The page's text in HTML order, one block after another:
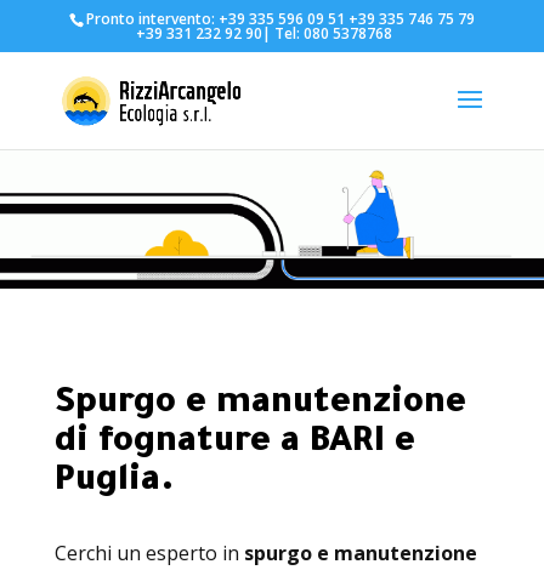
Pronto intervento: +39 335 596 09 51 +39 335 746 75 79
+39 331 232 92 90| Tel: 080 5378768
Spurgo e manutenzione
di fognature a BARI e
Puglia.
Cerchi un esperto in spurgo e manutenzione